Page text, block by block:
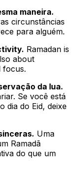
maneira.
circunstâncias
para alguém.
Ramadan is
about
focus.
da lua.
Se você está
dia do Eid, deixe
Uma
Ramadã
do que um